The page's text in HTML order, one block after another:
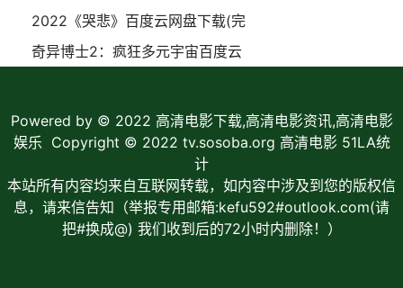
2022《哭悲》百度云网盘下载(完
奇异博士2：疯狂多元宇宙百度云
Powered by © 2022 高清电影下载,高清电影资讯,高清电影
娱乐 Copyright © 2022 tv.sosoba.org 高清电影 51LA统
计
本站所有内容均来自互联网转载，如内容中涉及到您的版权信
息，请来信告知（举报专用邮箱:kefu592#outlook.com(请
把#换成@) 我们收到后的72小时内删除！）